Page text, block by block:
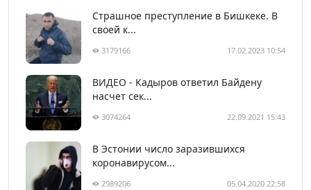
Страшное преступление в Бишкеке. В
своей к...
3179166 17.02.2023 10:54
ВИДЕО - Кадыров ответил Байдену
насчет сек...
3074264 22.09.2021 15:43
В Эстонии число заразившихся
коронавирусом...
2989206 05.04.2020 22:58